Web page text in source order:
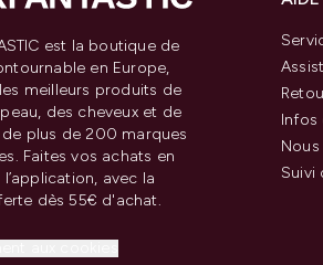
est la boutique de
en Europe,
meilleurs produits de
des cheveux et de
plus de 200 marques
Faites vos achats en
avec la
dès 55€ d'achat.
Infos
Suivi